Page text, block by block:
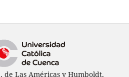
de Las Américas y Humboldt,